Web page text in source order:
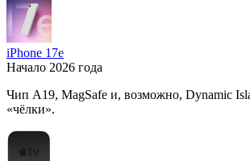
iPhone 17e
Начало 2026 года
Чип A19, MagSafe и, возможно, Dynamic
«чёлки».